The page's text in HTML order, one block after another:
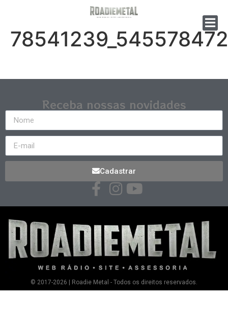
Receba nossas novidades
Cadastrar
© 2017-2026 | Roadie Metal - Todos os direitos reservados.